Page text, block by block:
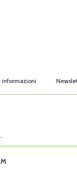
informazioni